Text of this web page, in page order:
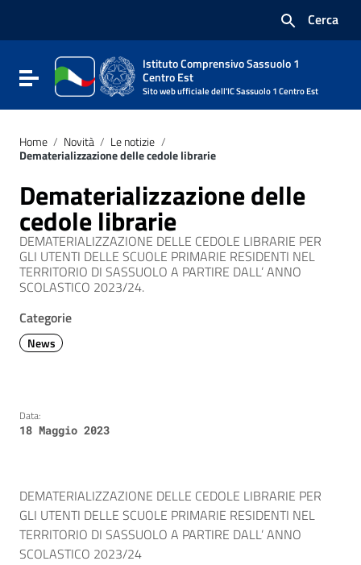
Vai al footer
Cerca
Attiva / disattiva la navigazione
Istituto Comprensivo Sassuolo 1
Centro Est
Sito web ufficiale dell'IC Sassuolo 1 Centro Est
Home / Novità / Le notizie /
Dematerializzazione delle cedole librarie
Dematerializzazione delle
cedole librarie
DEMATERIALIZZAZIONE DELLE CEDOLE LIBRARIE PER
GLI UTENTI DELLE SCUOLE PRIMARIE RESIDENTI NEL
TERRITORIO DI SASSUOLO A PARTIRE DALL’ ANNO
SCOLASTICO 2023/24.
Categorie
News
Data:
18 Maggio 2023
DEMATERIALIZZAZIONE DELLE CEDOLE LIBRARIE PER
GLI UTENTI DELLE SCUOLE PRIMARIE RESIDENTI NEL
TERRITORIO DI SASSUOLO A PARTIRE DALL’ ANNO
SCOLASTICO 2023/24